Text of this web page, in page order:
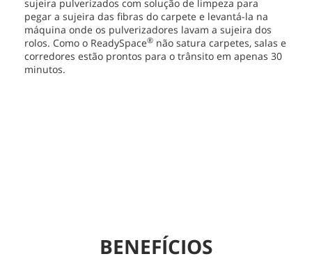
sujeira pulverizados com solução de limpeza para
pegar a sujeira das fibras do carpete e levantá-la na
máquina onde os pulverizadores lavam a sujeira dos
rolos. Como o ReadySpace® não satura carpetes, salas e
corredores estão prontos para o trânsito em apenas 30
minutos.
BENEFÍCIOS